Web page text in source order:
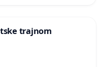
trajnom